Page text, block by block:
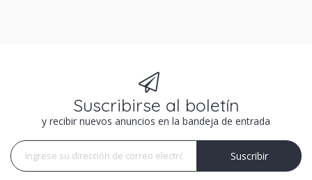
Suscribirse al boletín
y recibir nuevos anuncios en la bandeja de entrada
Suscribir